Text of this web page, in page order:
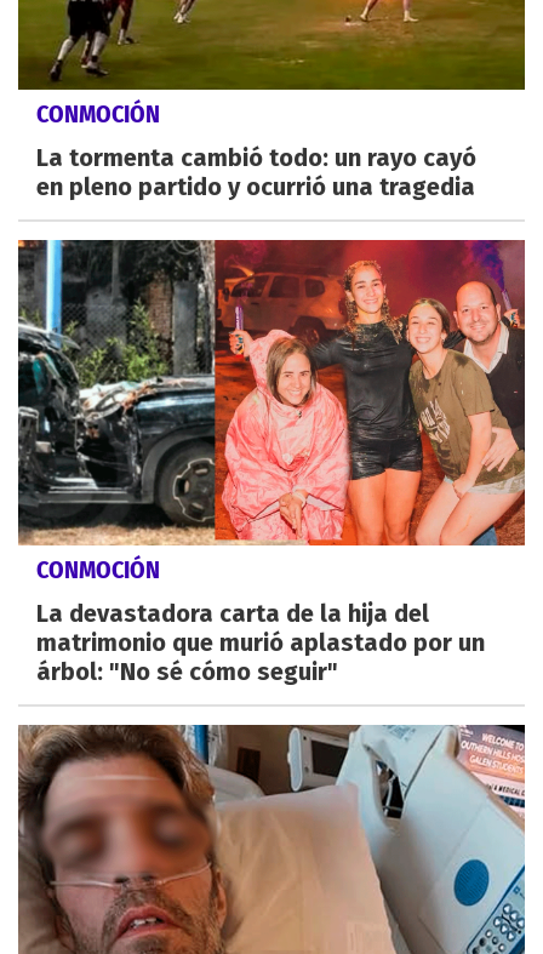
CONMOCIÓN
La tormenta cambió todo: un rayo cayó
en pleno partido y ocurrió una tragedia
CONMOCIÓN
La devastadora carta de la hija del
matrimonio que murió aplastado por un
árbol: "No sé cómo seguir"